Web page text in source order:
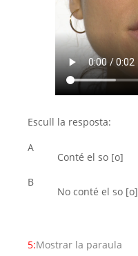
Escull la resposta:
A
Conté el so [o]
B
No conté el so [o]
5:Mostrar la paraula